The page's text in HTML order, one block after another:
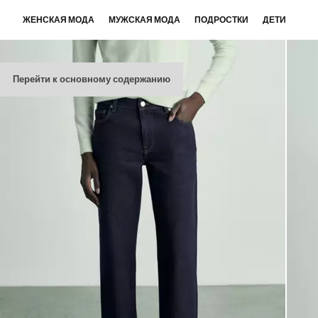
Перейти к основному содержанию
ЖЕНСКАЯ МОДА МУЖСКАЯ МОДА ПОДРОСТКИ ДЕТИ